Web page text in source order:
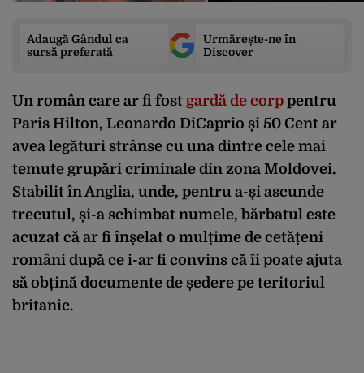
Adaugă Gândul ca
sursă preferată
Urmărește-ne în
Discover
Un român care ar fi fost gardă de corp pentru
Paris Hilton, Leonardo DiCaprio și 50 Cent ar
avea legături strânse cu una dintre cele mai
temute grupări criminale din zona Moldovei.
Stabilit în Anglia, unde, pentru a-și ascunde
trecutul, și-a schimbat numele, bărbatul este
acuzat că ar fi înșelat o mulțime de cetățeni
români după ce i-ar fi convins că îi poate ajuta
să obțină documente de ședere pe teritoriul
britanic.